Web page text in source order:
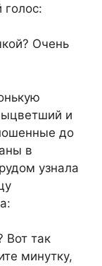
голос:
Очень
и
до
в
узнала
Вот так
минутку,